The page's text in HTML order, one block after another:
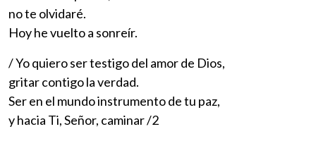
no te olvidaré.
Hoy he vuelto a sonreír.
/ Yo quiero ser testigo del amor de Dios,
gritar contigo la verdad.
Ser en el mundo instrumento de tu paz,
y hacia Ti, Señor, caminar /2